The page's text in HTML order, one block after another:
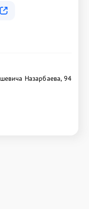
Назарбаева, 94